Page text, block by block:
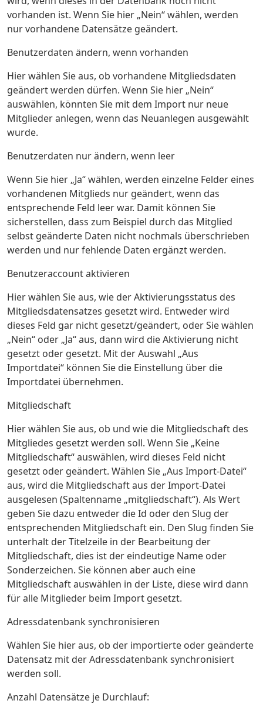
vorhanden ist. Wenn Sie hier „Nein“ wählen, werden
nur vorhandene Datensätze geändert.
Benutzerdaten ändern, wenn vorhanden
Hier wählen Sie aus, ob vorhandene Mitgliedsdaten
geändert werden dürfen. Wenn Sie hier „Nein“
auswählen, könnten Sie mit dem Import nur neue
Mitglieder anlegen, wenn das Neuanlegen ausgewählt
wurde.
Benutzerdaten nur ändern, wenn leer
Wenn Sie hier „Ja“ wählen, werden einzelne Felder eines
vorhandenen Mitglieds nur geändert, wenn das
entsprechende Feld leer war. Damit können Sie
sicherstellen, dass zum Beispiel durch das Mitglied
selbst geänderte Daten nicht nochmals überschrieben
werden und nur fehlende Daten ergänzt werden.
Benutzeraccount aktivieren
Hier wählen Sie aus, wie der Aktivierungsstatus des
Mitgliedsdatensatzes gesetzt wird. Entweder wird
dieses Feld gar nicht gesetzt/geändert, oder Sie wählen
„Nein“ oder „Ja“ aus, dann wird die Aktivierung nicht
gesetzt oder gesetzt. Mit der Auswahl „Aus
Importdatei“ können Sie die Einstellung über die
Importdatei übernehmen.
Mitgliedschaft
Hier wählen Sie aus, ob und wie die Mitgliedschaft des
Mitgliedes gesetzt werden soll. Wenn Sie „Keine
Mitgliedschaft“ auswählen, wird dieses Feld nicht
gesetzt oder geändert. Wählen Sie „Aus Import-Datei“
aus, wird die Mitgliedschaft aus der Import-Datei
ausgelesen (Spaltenname „mitgliedschaft“). Als Wert
geben Sie dazu entweder die Id oder den Slug der
entsprechenden Mitgliedschaft ein. Den Slug finden Sie
unterhalt der Titelzeile in der Bearbeitung der
Mitgliedschaft, dies ist der eindeutige Name oder
Sonderzeichen. Sie können aber auch eine
Mitgliedschaft auswählen in der Liste, diese wird dann
für alle Mitglieder beim Import gesetzt.
Adressdatenbank synchronisieren
Wählen Sie hier aus, ob der importierte oder geänderte
Datensatz mit der Adressdatenbank synchronisiert
werden soll.
Anzahl Datensätze je Durchlauf: